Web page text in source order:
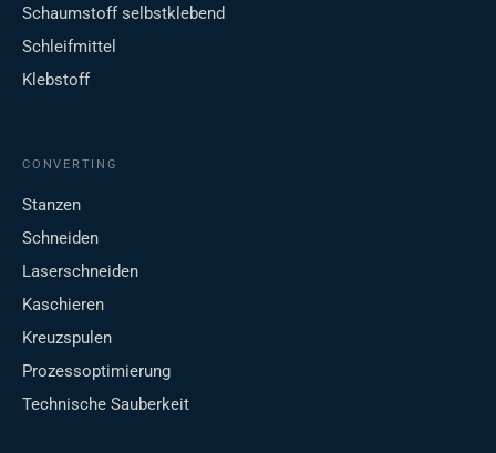
Schaumstoff selbstklebend
Schleifmittel
Klebstoff
CONVERTING
Stanzen
Schneiden
Laserschneiden
Kaschieren
Kreuzspulen
Prozessoptimierung
Technische Sauberkeit